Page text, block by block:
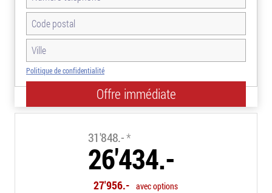
Politique de confidentialité
31'848.-*
26'434.-
27'956.- avec options